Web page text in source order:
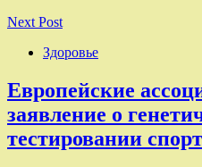
Next Post
Здоровье
Европейские
заявление о
тестировании